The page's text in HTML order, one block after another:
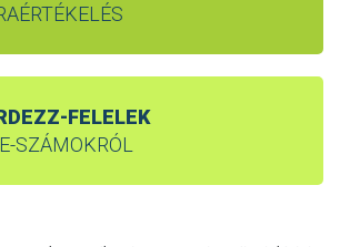
FELELEK
SZÁMOKRÓL